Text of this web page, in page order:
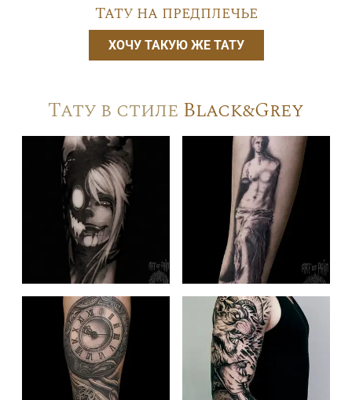
Тату на предплечье
ХОЧУ ТАКУЮ ЖЕ ТАТУ
Тату в стиле Black&Grey